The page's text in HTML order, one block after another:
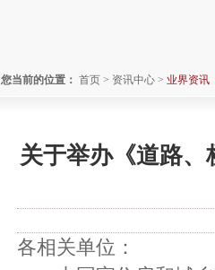
您当前的位置： 首页 > 资讯中心 > 业界资讯
关于举办《道路
各相关单位：